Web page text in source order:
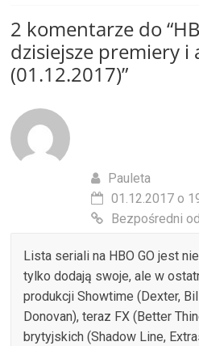
2 komentarze do “
dzisiejsze premiery i
(01.12.2017)”
Pauleta
01.12.2017 o
Bezpośredni
Lista seriali na HBO GO jest
tylko dodają swoje, ale w
produkcji Showtime (Dexter,
Donovan), teraz FX (Better
brytyjskich (Shadow Line,